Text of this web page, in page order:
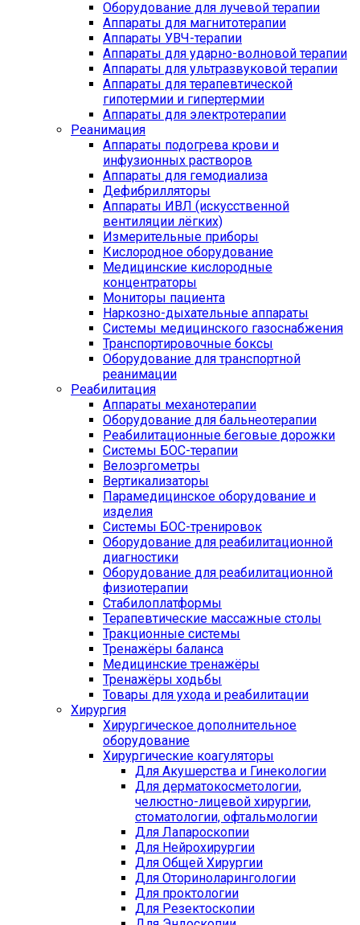
Оборудование для лучевой терапии
Аппараты для магнитотерапии
Аппараты УВЧ-терапии
Аппараты для ударно-волновой терапии
Аппараты для ультразвуковой терапии
Аппараты для терапевтической
гипотермии и гипертермии
Аппараты для электротерапии
Реанимация
Аппараты подогрева крови и
инфузионных растворов
Аппараты для гемодиализа
Дефибрилляторы
Аппараты ИВЛ (искусственной
вентиляции лёгких)
Измерительные приборы
Кислородное оборудование
Медицинские кислородные
концентраторы
Мониторы пациента
Наркозно-дыхательные аппараты
Системы медицинского газоснабжения
Транспортировочные боксы
Оборудование для транспортной
реанимации
Реабилитация
Аппараты механотерапии
Оборудование для бальнеотерапии
Реабилитационные беговые дорожки
Системы БОС-терапии
Велоэргометры
Вертикализаторы
Парамедицинское оборудование и
изделия
Системы БОС-тренировок
Оборудование для реабилитационной
диагностики
Оборудование для реабилитационной
физиотерапии
Стабилоплатформы
Терапевтические массажные столы
Тракционные системы
Тренажёры баланса
Медицинские тренажёры
Тренажёры ходьбы
Товары для ухода и реабилитации
Хирургия
Хирургическое дополнительное
оборудование
Хирургические коагуляторы
Для Акушерства и Гинекологии
Для дерматокосметологии,
челюстно-лицевой хирургии,
стоматологии, офтальмологии
Для Лапароскопии
Для Нейрохирургии
Для Общей Хирургии
Для Оториноларингологии
Для проктологии
Для Резектоскопии